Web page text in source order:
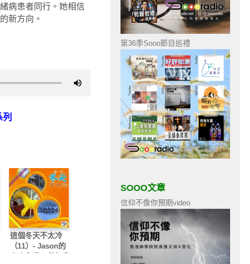
病患者同行。她相信
新方向。
這個冬天不太冷
（11）- Jason的
第36季Sooo節目巡禮
SOOO文章
信仰不像你預期video